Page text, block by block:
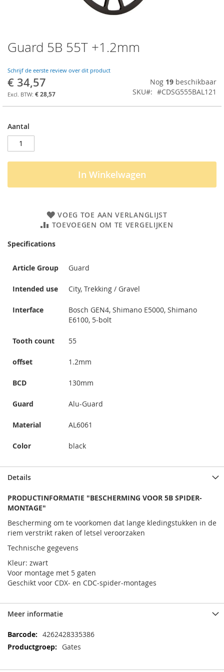
Guard 5B 55T +1.2mm
Schrijf de eerste review over dit product
€ 34,57
€ 28,57
Nog 19 beschikbaar
SKU
#CDSG555BAL121
Aantal
In Winkelwagen
VOEG TOE AAN VERLANGLIJST
TOEVOEGEN OM TE VERGELIJKEN
Specifications
Article Group Guard
Intended use City, Trekking / Gravel
Interface
Bosch GEN4, Shimano E5000, Shimano
E6100, 5-bolt
Tooth count 55
offset 1.2mm
BCD 130mm
Guard Alu-Guard
Material AL6061
Color black
Ga
naar
begin
van
de
afbeeldingen-
Details
PRODUCTINFORMATIE "BESCHERMING VOOR 5B SPIDER-
MONTAGE"
Bescherming om te voorkomen dat lange kledingstukken in de
riem verstrikt raken of letsel veroorzaken
Technische gegevens
Kleur: zwart
Voor montage met 5 gaten
Geschikt voor CDX- en CDC-spider-montages
Meer informatie
Meer
informatie
4262428335386
Gates